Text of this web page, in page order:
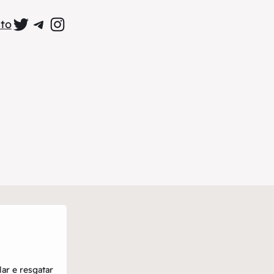
Perfil Oficial no Twitter
Grupo Oficial no Telegram
Perfil Oficial no Instagram
e resgatar